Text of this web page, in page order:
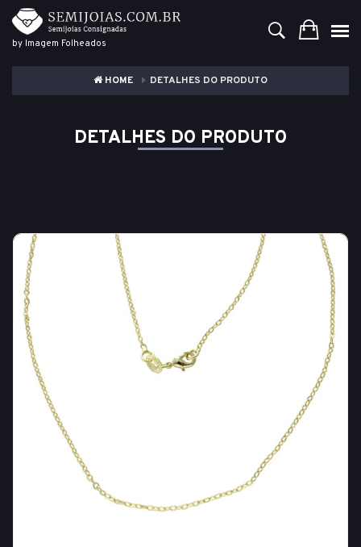
by Imagem Folheados
HOME DETALHES DO PRODUTO
DETALHES DO PRODUTO